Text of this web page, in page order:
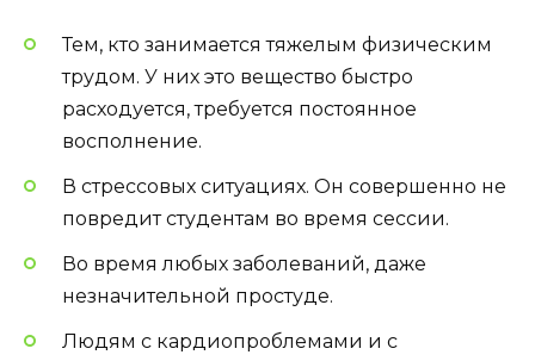
Тем, кто занимается тяжелым физическим
трудом. У них это вещество быстро
расходуется, требуется постоянное
восполнение.
В стрессовых ситуациях. Он совершенно не
повредит студентам во время сессии.
Во время любых заболеваний, даже
незначительной простуде.
Людям с кардиопроблемами и с